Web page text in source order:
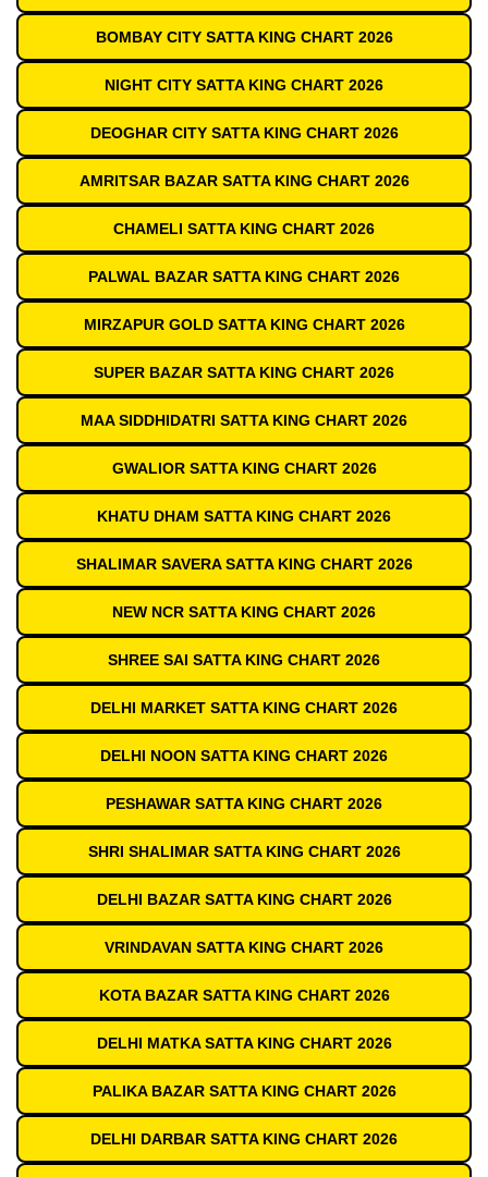
BOMBAY CITY SATTA KING CHART 2026
NIGHT CITY SATTA KING CHART 2026
DEOGHAR CITY SATTA KING CHART 2026
AMRITSAR BAZAR SATTA KING CHART 2026
CHAMELI SATTA KING CHART 2026
PALWAL BAZAR SATTA KING CHART 2026
MIRZAPUR GOLD SATTA KING CHART 2026
SUPER BAZAR SATTA KING CHART 2026
MAA SIDDHIDATRI SATTA KING CHART 2026
GWALIOR SATTA KING CHART 2026
KHATU DHAM SATTA KING CHART 2026
SHALIMAR SAVERA SATTA KING CHART 2026
NEW NCR SATTA KING CHART 2026
SHREE SAI SATTA KING CHART 2026
DELHI MARKET SATTA KING CHART 2026
DELHI NOON SATTA KING CHART 2026
PESHAWAR SATTA KING CHART 2026
SHRI SHALIMAR SATTA KING CHART 2026
DELHI BAZAR SATTA KING CHART 2026
VRINDAVAN SATTA KING CHART 2026
KOTA BAZAR SATTA KING CHART 2026
DELHI MATKA SATTA KING CHART 2026
PALIKA BAZAR SATTA KING CHART 2026
DELHI DARBAR SATTA KING CHART 2026